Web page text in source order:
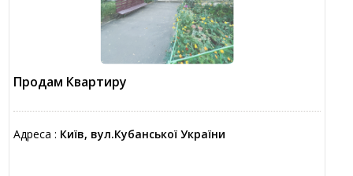
Продам Квартиру
Адреса : Київ, вул.Кубанської України